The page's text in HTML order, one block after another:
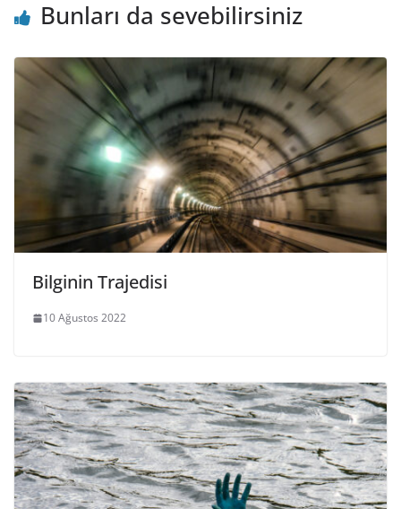
Bunları da sevebilirsiniz
Bilginin Trajedisi
10 Ağustos 2022